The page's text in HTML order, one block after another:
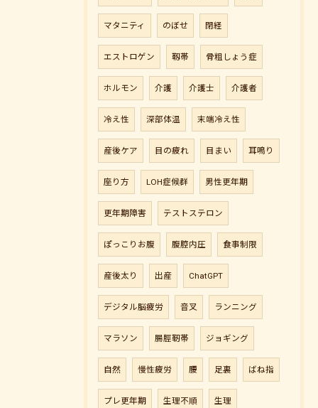
マタニティ のぼせ 閉経
エストロゲン 靱帯 骨粗しょう症
ホルモン 介護 介護士 介護者
冷え性 深部体温 末端冷え性
産後ケア 目の疲れ 目まい 耳鳴り
座り方 LOH症候群 男性更年期
更年期障害 テストステロン
ぽっこりお腹 腹腔内圧 食事制限
産後太り 出産 ChatGPT
デジタル脳疲労 音叉 ランニング
マラソン 腸脛靭帯 ジョギング
自然 慢性疲労 腰 足裏 ばね指
プレ更年期 生理不順 生理